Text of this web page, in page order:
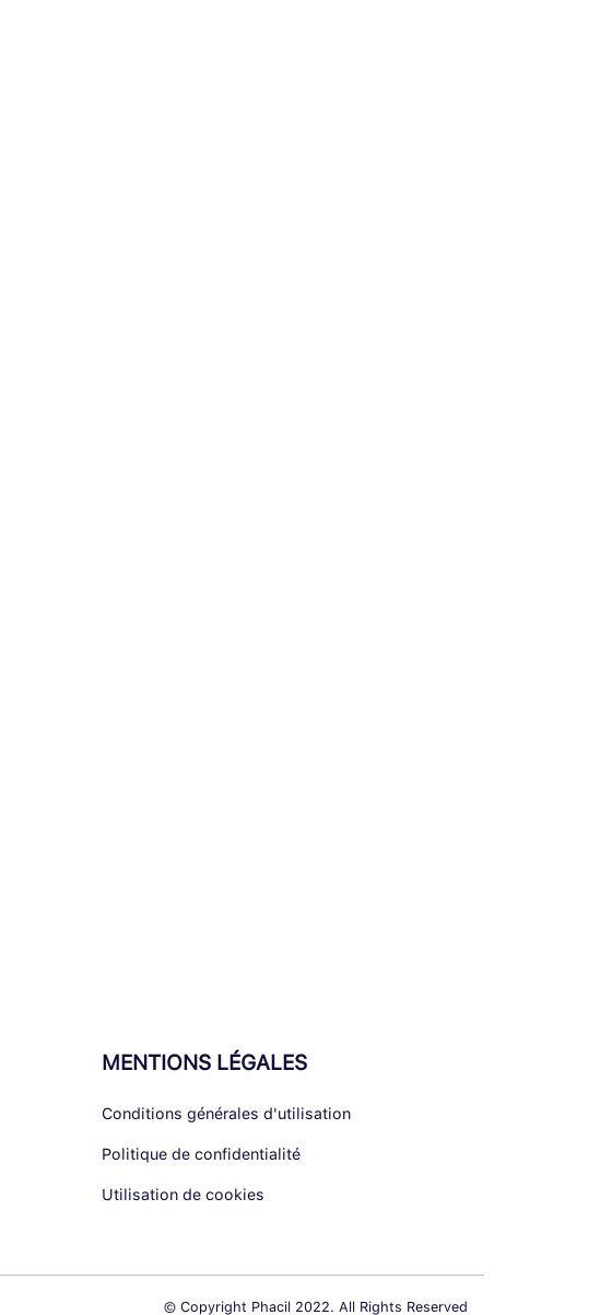
MENTIONS LÉGALES
Conditions générales d'utilisation
Politique de confidentialité
Utilisation de cookies
© Copyright Phacil 2022. All Rights Reserved